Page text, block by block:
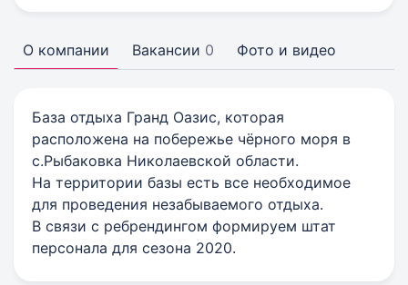
О компании Вакансии 0 Фото и видео
База отдыха Гранд Оазис, которая
расположена на побережье чёрного моря в
с.Рыбаковка Николаевской области.
На территории базы есть все необходимое
для проведения незабываемого отдыха.
В связи с ребрендингом формируем штат
персонала для сезона 2020.